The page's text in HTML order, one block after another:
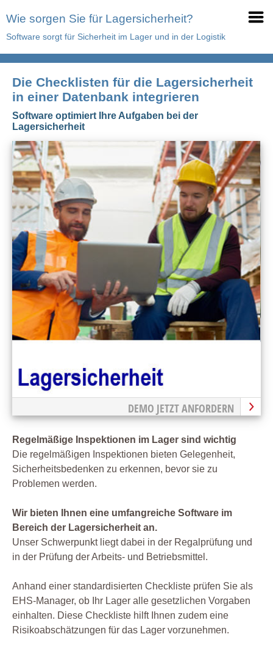
Wie sorgen Sie für Lagersicherheit?
Software sorgt für Sicherheit im Lager und in der Logistik
Die Checklisten für die Lagersicherheit
in einer Datenbank integrieren
Software optimiert Ihre Aufgaben bei der
Lagersicherheit
DEMO JETZT ANFORDERN
Regelmäßige Inspektionen im Lager sind wichtig
Die regelmäßigen Inspektionen bieten Gelegenheit,
Sicherheitsbedenken zu erkennen, bevor sie zu
Problemen werden.
Wir bieten Ihnen eine umfangreiche Software im
Bereich der Lagersicherheit an.
Unser Schwerpunkt liegt dabei in der Regalprüfung und
in der Prüfung der Arbeits- und Betriebsmittel.
Anhand einer standardisierten Checkliste prüfen Sie als
EHS-Manager, ob Ihr Lager alle gesetzlichen Vorgaben
einhalten. Diese Checkliste hilft Ihnen zudem eine
Risikoabschätzungen für das Lager vorzunehmen.